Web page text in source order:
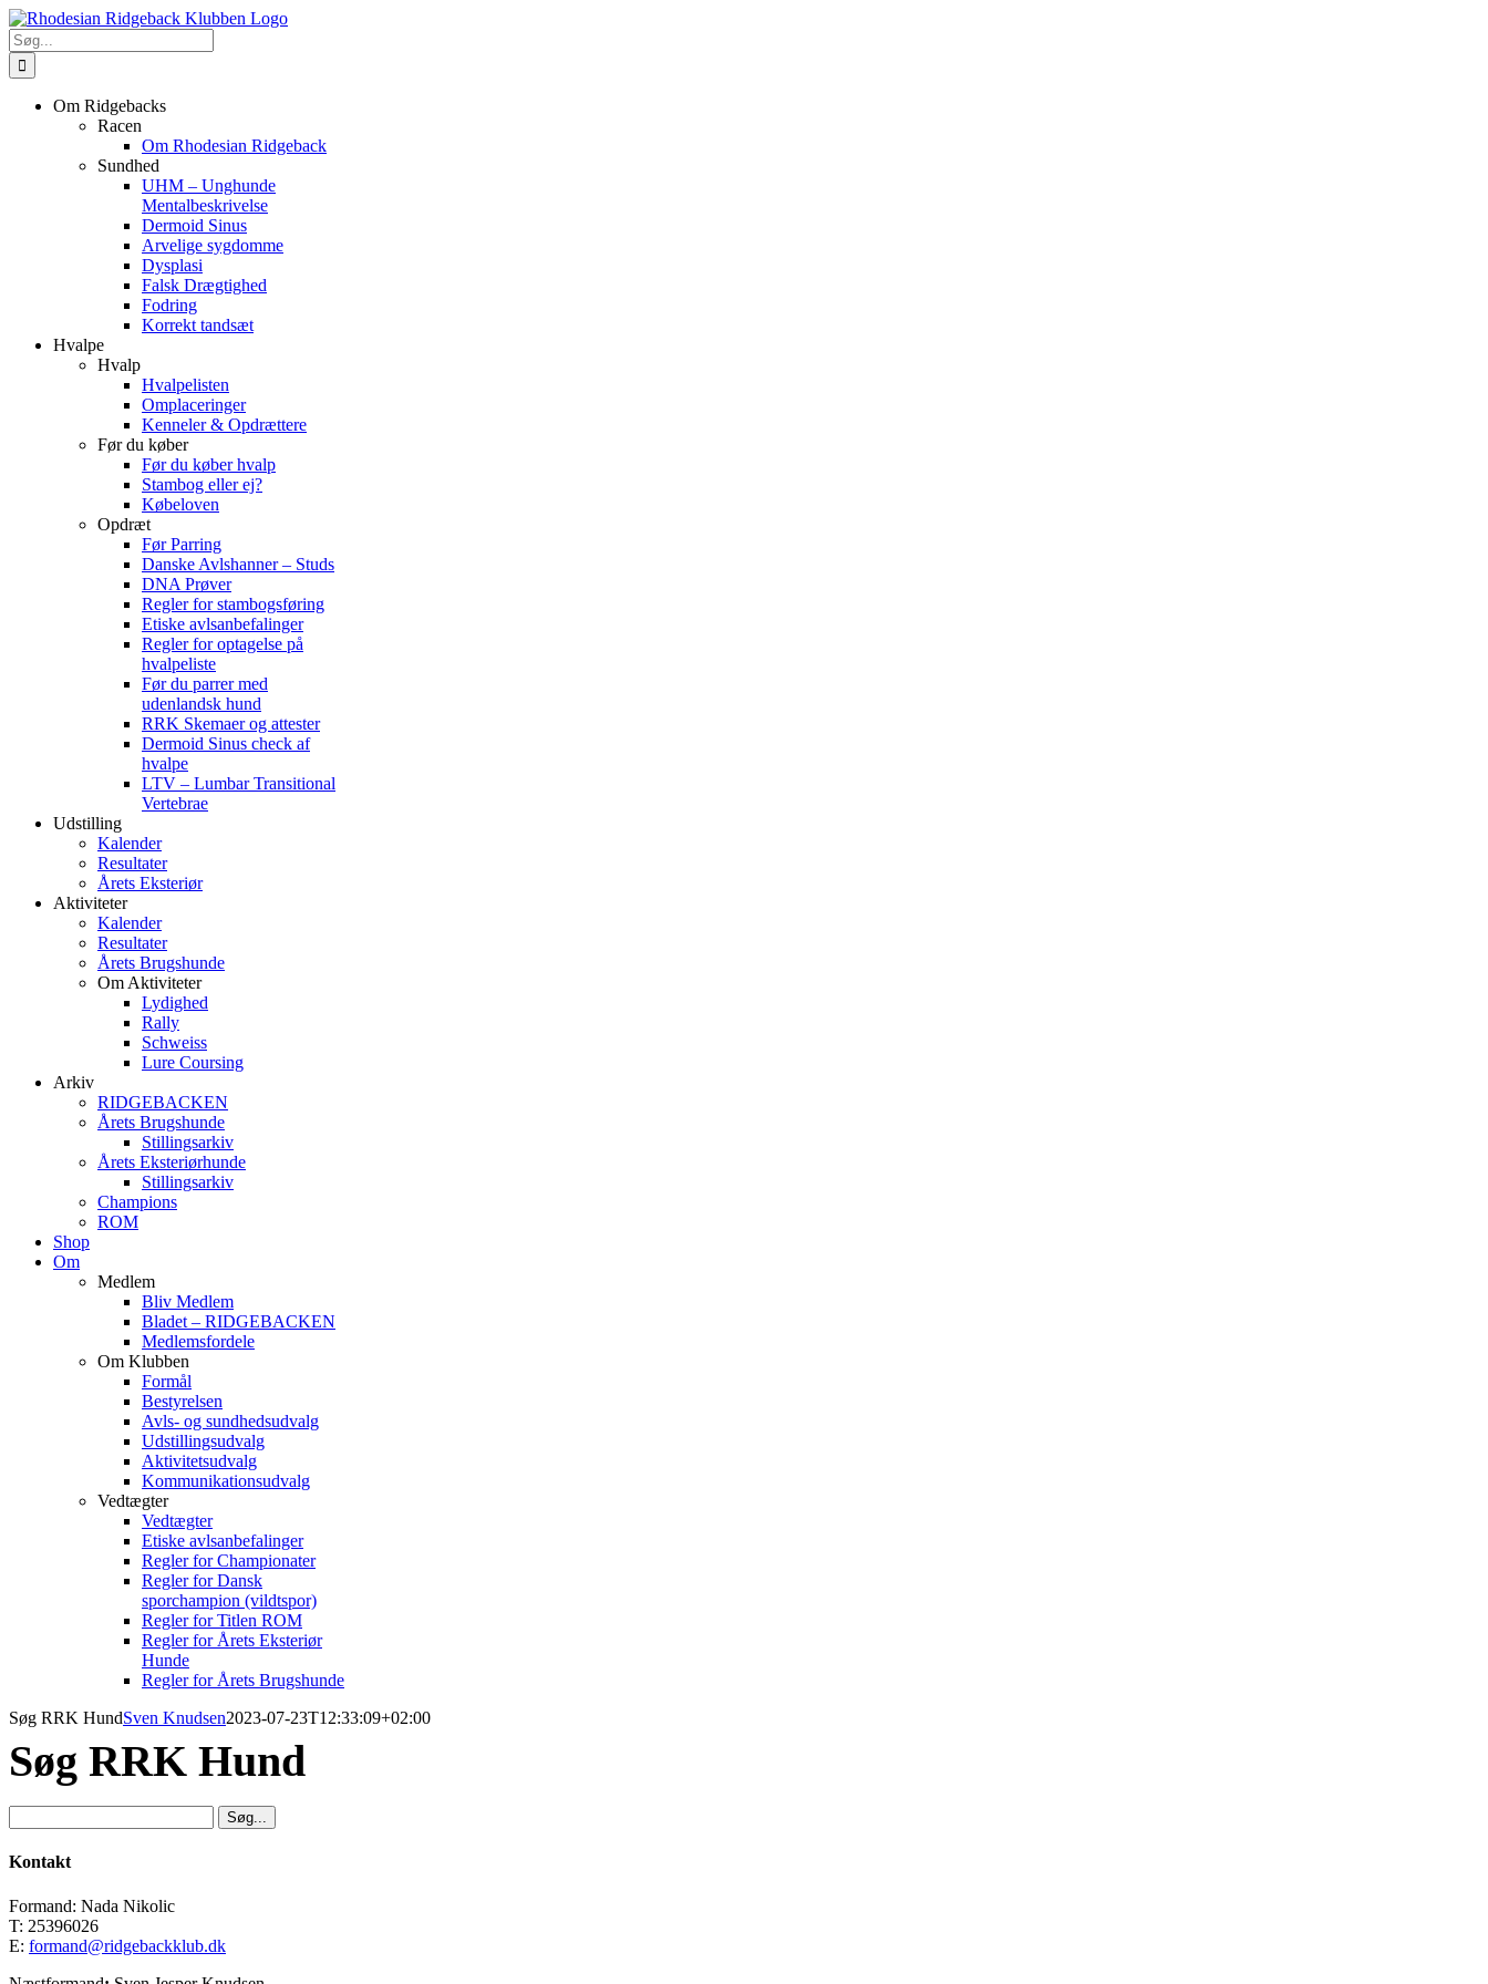
Skip
to
content
Søg
efter:
Om Ridgebacks
Racen
Om Rhodesian Ridgeback
Sundhed
UHM – Unghunde
Mentalbeskrivelse
Dermoid Sinus
Arvelige sygdomme
Dysplasi
Falsk Drægtighed
Fodring
Korrekt tandsæt
Hvalpe
Hvalp
Hvalpelisten
Omplaceringer
Kenneler & Opdrættere
Før du køber
Før du køber hvalp
Stambog eller ej?
Købeloven
Opdræt
Før Parring
Danske Avlshanner – Studs
DNA Prøver
Regler for stambogsføring
Etiske avlsanbefalinger
Regler for optagelse på
hvalpeliste
Før du parrer med
udenlandsk hund
RRK Skemaer og attester
Dermoid Sinus check af
hvalpe
LTV – Lumbar Transitional
Vertebrae
Udstilling
Kalender
Resultater
Årets Eksteriør
Aktiviteter
Kalender
Resultater
Årets Brugshunde
Om Aktiviteter
Lydighed
Rally
Schweiss
Lure Coursing
Arkiv
RIDGEBACKEN
Årets Brugshunde
Stillingsarkiv
Årets Eksteriørhunde
Stillingsarkiv
Champions
ROM
Shop
Om
Medlem
Bliv Medlem
Bladet – RIDGEBACKEN
Medlemsfordele
Om Klubben
Formål
Bestyrelsen
Avls- og sundhedsudvalg
Udstillingsudvalg
Aktivitetsudvalg
Kommunikationsudvalg
Vedtægter
Vedtægter
Etiske avlsanbefalinger
Regler for Championater
Regler for Dansk
sporchampion (vildtspor)
Regler for Titlen ROM
Regler for Årets Eksteriør
Hunde
Regler for Årets Brugshunde
Søg RRK HundSven Knudsen2023-07-23T12:33:09+02:00
Søg RRK Hund
Kontakt
Formand: Nada Nikolic
T: 25396026
E: formand@ridgebackklub.dk